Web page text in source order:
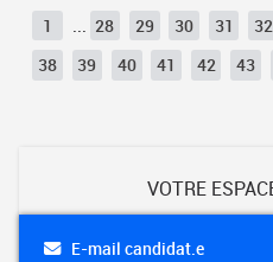
1 28 29 30 31 32
38
39 40 41 42 43
VOTRE
E-mail candidat.e